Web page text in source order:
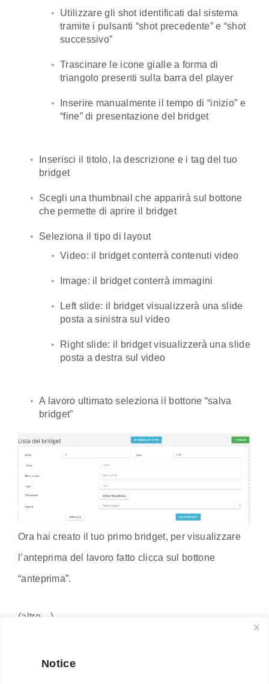
Notice
Utilizzare gli shot identificati dal sistema
tramite i pulsanti “shot precedente” e “shot
successivo”
Trascinare le icone gialle a forma di
triangolo presenti sulla barra del player
Inserire manualmente il tempo di “inizio” e
“fine” di presentazione del bridget
Inserisci il titolo, la descrizione e i tag del tuo
bridget
Scegli una thumbnail che apparirà sul bottone
che permette di aprire il bridget
Seleziona il tipo di layout
Video: il bridget conterrà contenuti video
Image: il bridget conterrà immagini
Left slide: il bridget visualizzerà una slide
posta a sinistra sul video
Right slide: il bridget visualizzerà una slide
posta a destra sul video
A lavoro ultimato seleziona il bottone “salva
bridget”
Ora hai creato il tuo primo bridget, per visualizzare
l’anteprima del lavoro fatto clicca sul bottone
“anteprima”.
(altro…)